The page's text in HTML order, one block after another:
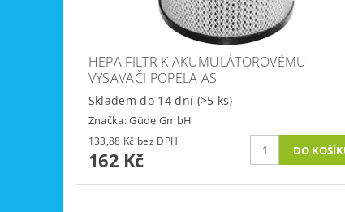
HEPA FILTR K AKUMULÁTOROVÉMU
VYSAVAČI POPELA AS
Skladem do 14 dní (>5 ks)
Značka:Güde GmbH
133,88 Kč bez DPH
162 Kč